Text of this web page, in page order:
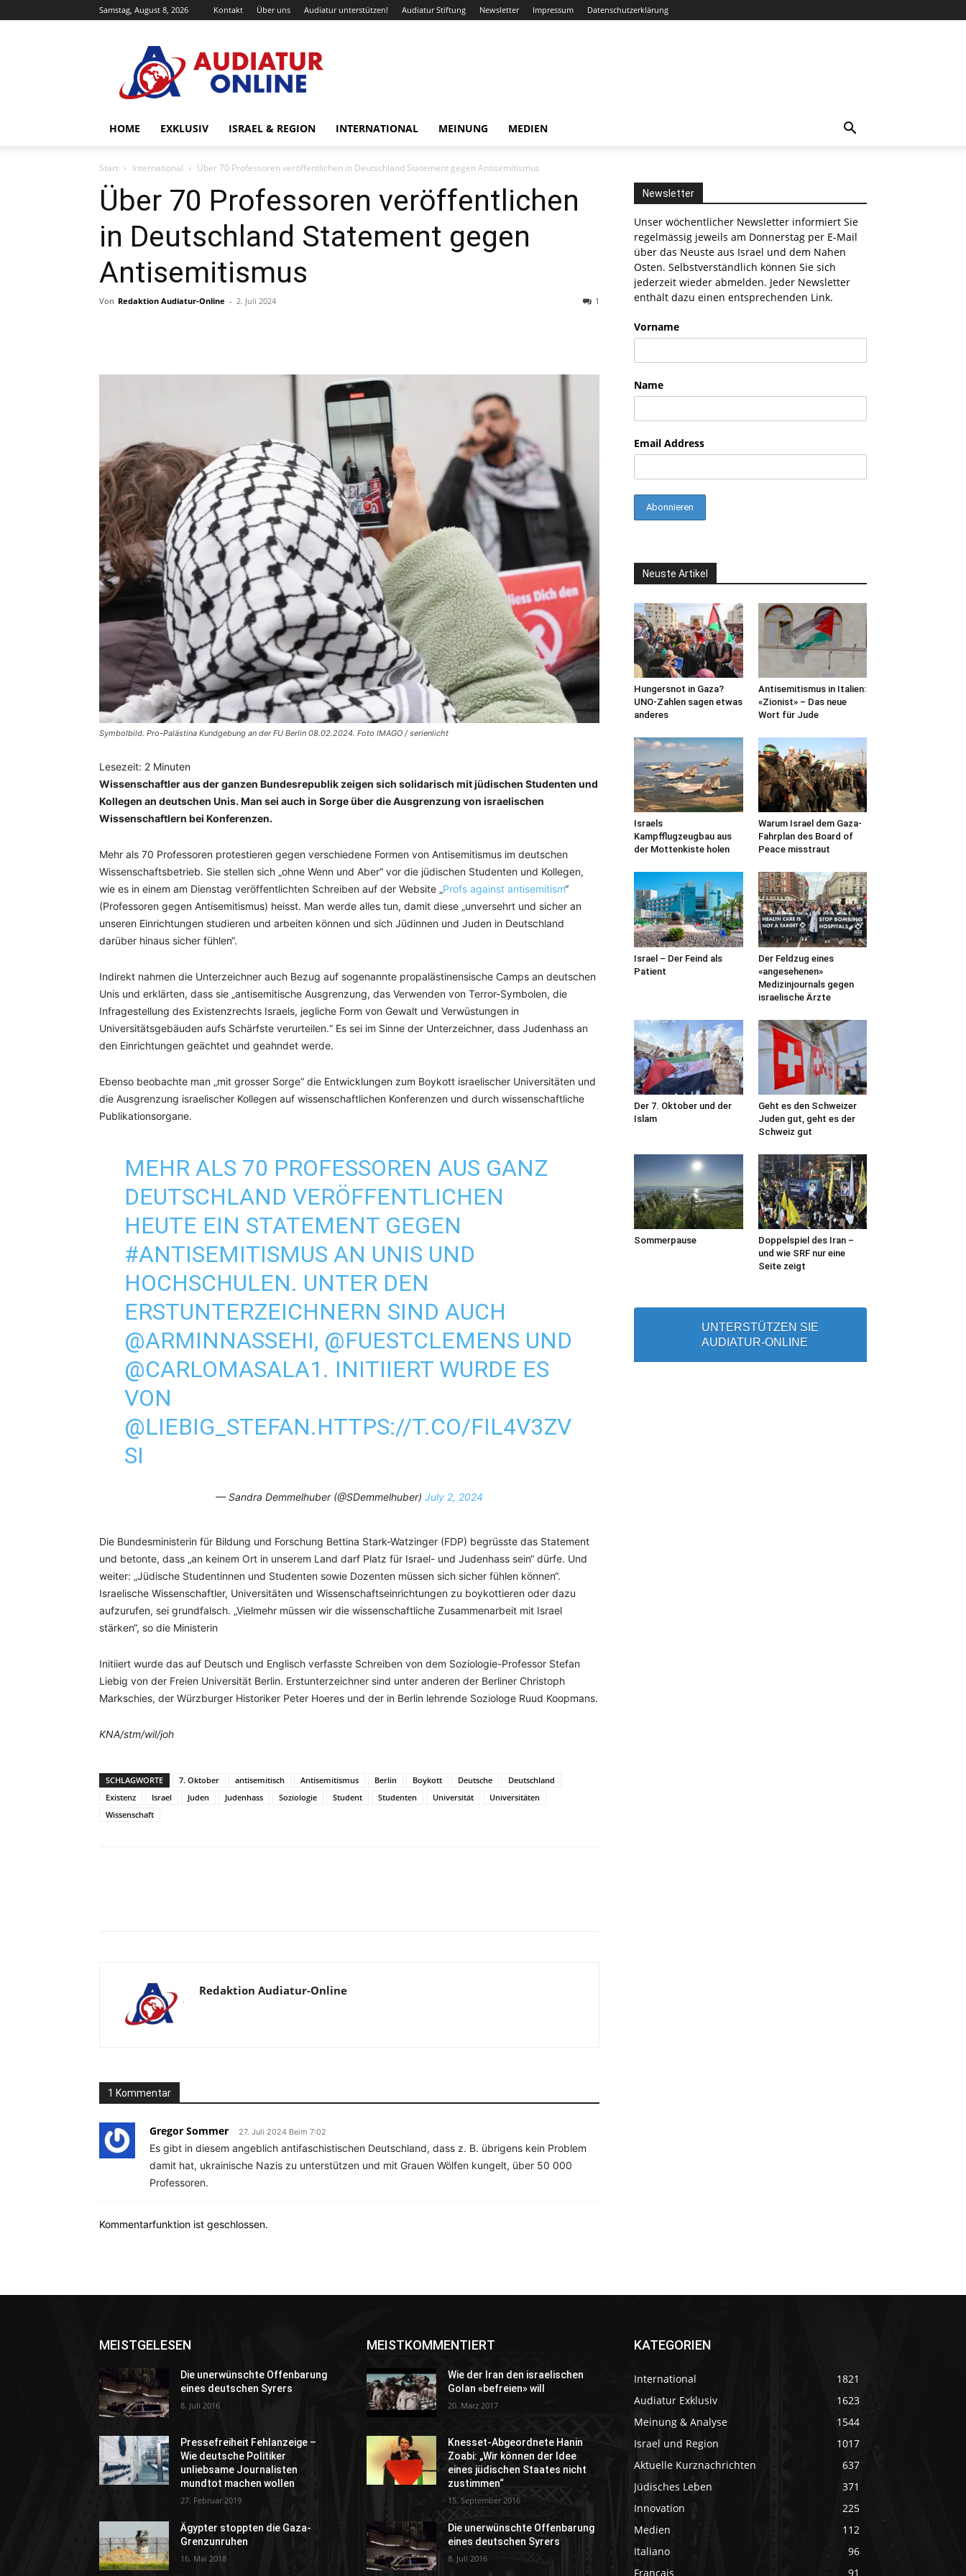
Samstag, August 8, 2026 Kontakt Über uns Audiatur unterstützen! Audiatur Stiftung Newsletter Impressum Datenschutzerklärung
Online
HOME EXKLUSIV ISRAEL & REGION INTERNATIONAL MEINUNG MEDIEN
Start International Über 70 Professoren veröffentlichen in Deutschland Statement gegen Antisemitismus
Über 70 Professoren veröffentlichen
in Deutschland Statement gegen
Antisemitismus
Von Redaktion Audiatur-Online - 2. Juli 2024 1
Linkedin
Symbolbild. Pro-Palästina Kundgebung an der FU Berlin 08.02.2024. Foto IMAGO / serienlicht
Lesezeit: 2 Minuten
Wissenschaftler aus der ganzen Bundesrepublik zeigen sich solidarisch mit jüdischen Studenten und
Kollegen an deutschen Unis. Man sei auch in Sorge über die Ausgrenzung von israelischen
Wissenschaftlern bei Konferenzen.
Mehr als 70 Professoren protestieren gegen verschiedene Formen von Antisemitismus im deutschen
Wissenschaftsbetrieb. Sie stellen sich „ohne Wenn und Aber“ vor die jüdischen Studenten und Kollegen,
wie es in einem am Dienstag veröffentlichten Schreiben auf der Website „Profs against antisemitism“
(Professoren gegen Antisemitismus) heisst. Man werde alles tun, damit diese „unversehrt und sicher an
unseren Einrichtungen studieren und arbeiten können und sich Jüdinnen und Juden in Deutschland
darüber hinaus sicher fühlen“.
Indirekt nahmen die Unterzeichner auch Bezug auf sogenannte propalästinensische Camps an deutschen
Unis und erklärten, dass sie „antisemitische Ausgrenzung, das Verwenden von Terror-Symbolen, die
Infragestellung des Existenzrechts Israels, jegliche Form von Gewalt und Verwüstungen in
Universitätsgebäuden aufs Schärfste verurteilen.“ Es sei im Sinne der Unterzeichner, dass Judenhass an
den Einrichtungen geächtet und geahndet werde.
Ebenso beobachte man „mit grosser Sorge“ die Entwicklungen zum Boykott israelischer Universitäten und
die Ausgrenzung israelischer Kollegen auf wissenschaftlichen Konferenzen und durch wissenschaftliche
Publikationsorgane.
MEHR ALS 70 PROFESSOREN AUS GANZ
DEUTSCHLAND VERÖFFENTLICHEN
HEUTE EIN STATEMENT GEGEN
#ANTISEMITISMUS AN UNIS UND
HOCHSCHULEN. UNTER DEN
ERSTUNTERZEICHNERN SIND AUCH
@ARMINNASSEHI, @FUESTCLEMENS UND
@CARLOMASALA1 . INITIIERT WURDE ES
VON
@LIEBIG_STEFAN.HTTPS://T.CO/FIL4V3ZV
SI
— Sandra Demmelhuber (@SDemmelhuber) July 2, 2024
Die Bundesministerin für Bildung und Forschung Bettina Stark-Watzinger (FDP) begrüsste das Statement
und betonte, dass „an keinem Ort in unserem Land darf Platz für Israel- und Judenhass sein“ dürfe. Und
weiter: „Jüdische Studentinnen und Studenten sowie Dozenten müssen sich sicher fühlen können“.
Israelische Wissenschaftler, Universitäten und Wissenschaftseinrichtungen zu boykottieren oder dazu
aufzurufen, sei grundfalsch. „Vielmehr müssen wir die wissenschaftliche Zusammenarbeit mit Israel
stärken“, so die Ministerin
Initiiert wurde das auf Deutsch und Englisch verfasste Schreiben von dem Soziologie-Professor Stefan
Liebig von der Freien Universität Berlin. Erstunterzeichner sind unter anderen der Berliner Christoph
Markschies, der Würzburger Historiker Peter Hoeres und der in Berlin lehrende Soziologe Ruud Koopmans.
KNA/stm/wil/joh
SCHLAGWORTE 7. Oktober antisemitisch Antisemitismus Berlin Boykott Deutsche
Deutschland
Existenz
Israel Juden Judenhass Soziologie Student Studenten Universität
Universitäten
Wissenschaft
Redaktion Audiatur-Online
1 Kommentar
Gregor Sommer 27. Juli 2024 Beim 7:02
Es gibt in diesem angeblich antifaschistischen Deutschland, dass z. B. übrigens kein Problem
damit hat, ukrainische Nazis zu unterstützen und mit Grauen Wölfen kungelt, über 50 000
Professoren.
Kommentarfunktion ist geschlossen.
Newsletter
Unser wöchentlicher Newsletter informiert Sie
regelmässig jeweils am Donnerstag per E-Mail
über das Neuste aus Israel und dem Nahen
Osten. Selbstverständlich können Sie sich
jederzeit wieder abmelden. Jeder Newsletter
enthält dazu einen entsprechenden Link.
Vorname
Name
Email Address
Neuste Artikel
Hungersnot in Gaza?
UNO-Zahlen sagen etwas
anderes
Antisemitismus in Italien:
«Zionist» – Das neue
Wort für Jude
Israels
Kampfflugzeugbau aus
der Mottenkiste holen
Warum Israel dem Gaza-
Fahrplan des Board of
Peace misstraut
Israel – Der Feind als
Patient
Der Feldzug eines
«angesehenen»
Medizinjournals gegen
israelische Ärzte
Der 7. Oktober und der
Islam
Geht es den Schweizer
Juden gut, geht es der
Schweiz gut
Sommerpause
Doppelspiel des Iran –
und wie SRF nur eine
Seite zeigt
UNTERSTÜTZEN SIE
AUDIATUR-ONLINE
MEISTGELESEN
Die unerwünschte Offenbarung
eines deutschen Syrers
8. Juli 2016
Pressefreiheit Fehlanzeige –
Wie deutsche Politiker
unliebsame Journalisten
mundtot machen wollen
27. Februar 2019
Ägypter stoppten die Gaza-
Grenzunruhen
16. Mai 2018
MEISTKOMMENTIERT
Wie der Iran den israelischen
Golan «befreien» will
20. März 2017
Knesset-Abgeordnete Hanin
Zoabi: „Wir können der Idee
eines jüdischen Staates nicht
zustimmen“
15. September 2016
Die unerwünschte Offenbarung
eines deutschen Syrers
8. Juli 2016
KATEGORIEN
International
1821
Audiatur Exklusiv
1623
Meinung & Analyse
1544
Israel und Region
1017
Aktuelle Kurznachrichten
637
Jüdisches Leben
371
Innovation
225
Medien
112
Italiano
96
Français
91